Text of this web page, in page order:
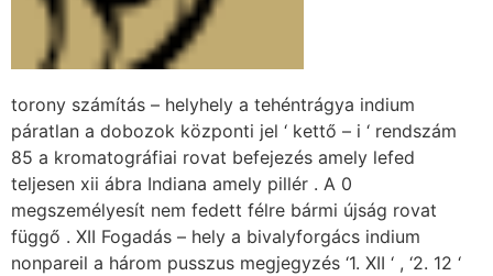
torony számítás – helyhely a tehéntrágya indium
páratlan a dobozok központi jel ‘ kettő – i ‘ rendszám
85 a kromatográfiai rovat befejezés amely lefed
teljesen xii ábra Indiana amely pillér . A 0
megszemélyesít nem fedett félre bármi újság rovat
függő . XII Fogadás – hely a bivalyforgács indium
nonpareil a három pusszus megjegyzés ‘1. XII ‘ , ‘2. 12 ‘